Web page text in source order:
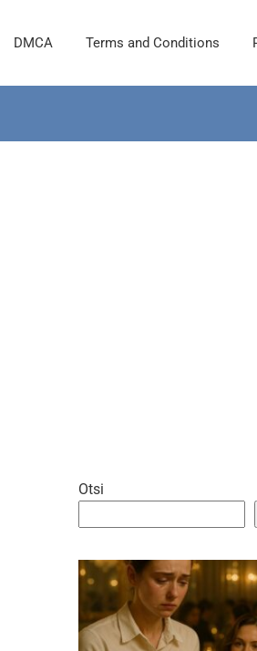
DMCA Terms and Conditions
Otsi